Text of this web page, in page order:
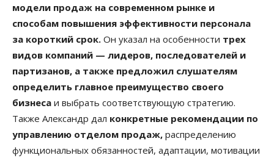
модели продаж на современном рынке и
способам повышения эффективности персонала
за короткий срок. Он указал на особенности трех
видов компаний — лидеров, последователей и
партизанов, а также предложил слушателям
определить главное преимущество своего
бизнеса и выбрать соответствующую стратегию.
Также Александр дал конкретные рекомендации по
управлению отделом продаж, распределению
функциональных обязанностей, адаптации, мотивации